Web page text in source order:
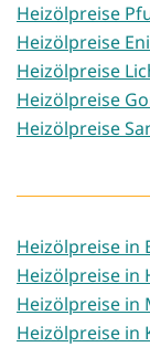
Heizölpreise
Heizölpreise
Heizölpreise
Heizölpreise
Heizölpreise
Heizölpreise in
Heizölpreise in
Heizölpreise in
Heizölpreise in